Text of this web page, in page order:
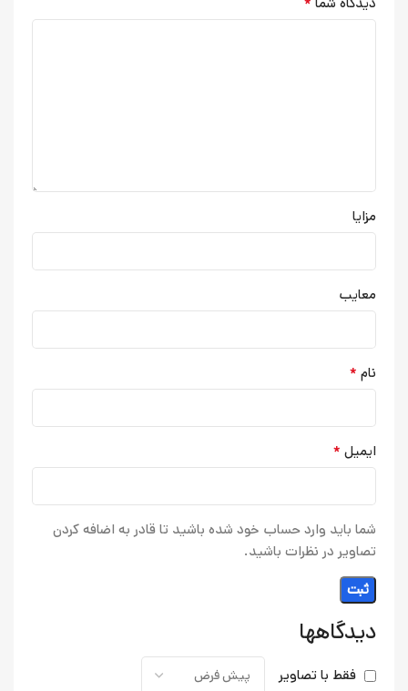
دیدگاهها
فقط با تصاویر
مزایا
معایب
نام *
ایمیل *
شما باید وارد حساب خود شده باشید تا قادر به اضافه کردن
تصاویر در نظرات باشید.